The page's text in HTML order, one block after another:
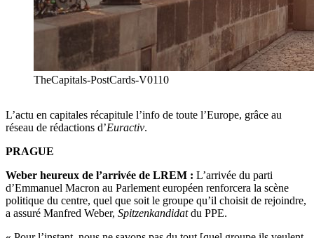
TheCapitals-PostCards-V0110
L’actu en capitales récapitule l’info de toute l’Europe, grâce au
réseau de rédactions d’Euractiv.
PRAGUE
Weber heureux de l’arrivée de LREM : L’arrivée du parti
d’Emmanuel Macron au Parlement européen renforcera la scène
politique du centre, quel que soit le groupe qu’il choisit de rejoindre,
a assuré Manfred Weber, Spitzenkandidatdu PPE.